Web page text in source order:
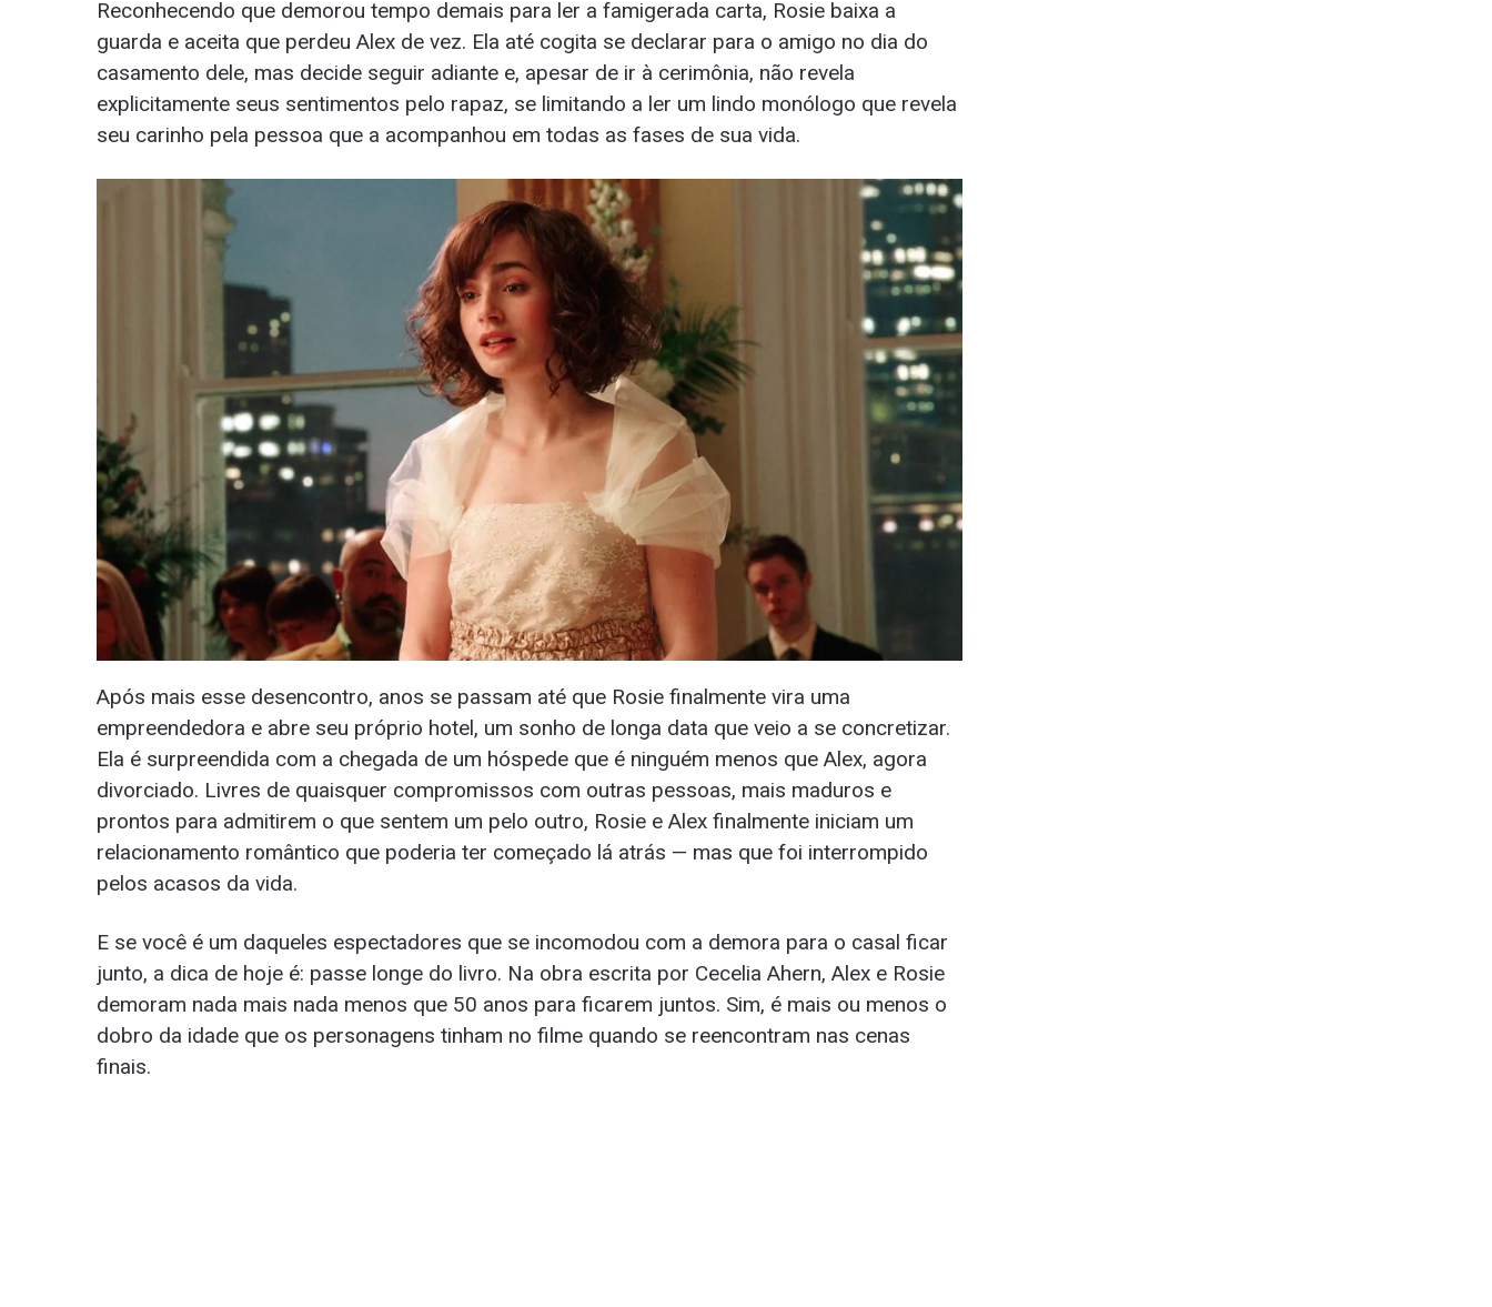
Reconhecendo que demorou tempo demais para ler a famigerada carta, Rosie baixa a
guarda e aceita que perdeu Alex de vez. Ela até cogita se declarar para o amigo no dia do
casamento dele, mas decide seguir adiante e, apesar de ir à cerimônia, não revela
explicitamente seus sentimentos pelo rapaz, se limitando a ler um lindo monólogo que revela
seu carinho pela pessoa que a acompanhou em todas as fases de sua vida.
Após mais esse desencontro, anos se passam até que Rosie finalmente vira uma
empreendedora e abre seu próprio hotel, um sonho de longa data que veio a se concretizar.
Ela é surpreendida com a chegada de um hóspede que é ninguém menos que Alex, agora
divorciado. Livres de quaisquer compromissos com outras pessoas, mais maduros e
prontos para admitirem o que sentem um pelo outro, Rosie e Alex finalmente iniciam um
relacionamento romântico que poderia ter começado lá atrás — mas que foi interrompido
pelos acasos da vida.
E se você é um daqueles espectadores que se incomodou com a demora para o casal ficar
junto, a dica de hoje é: passe longe do livro. Na obra escrita por Cecelia Ahern, Alex e Rosie
demoram nada mais nada menos que 50 anos para ficarem juntos. Sim, é mais ou menos o
dobro da idade que os personagens tinham no filme quando se reencontram nas cenas
finais.